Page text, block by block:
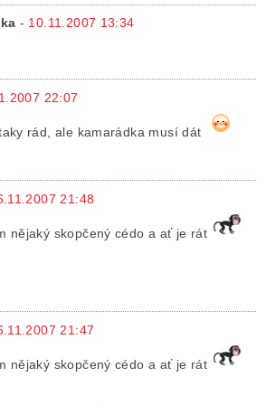
- 10.11.2007 13:34
22:07
rád, ale kamarádka musí dát
21:48
nějaký skopčený cédo a ať je rát
21:47
nějaký skopčený cédo a ať je rát